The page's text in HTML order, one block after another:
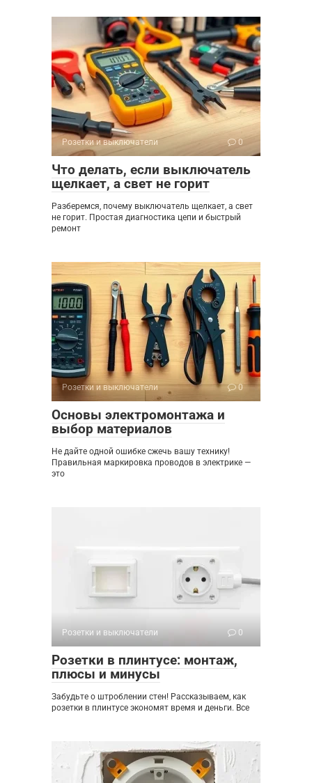
Розетки и выключатели 0
Что делать, если выключатель
щелкает, а свет не горит
Разберемся, почему выключатель щелкает, а свет
не горит. Простая диагностика цепи и быстрый
ремонт
Розетки и выключатели 0
Основы электромонтажа и
выбор материалов
Не дайте одной ошибке сжечь вашу технику!
Правильная маркировка проводов в электрике —
это
Розетки и выключатели 0
Розетки в плинтусе: монтаж,
плюсы и минусы
Забудьте о штроблении стен! Рассказываем, как
розетки в плинтусе экономят время и деньги. Все